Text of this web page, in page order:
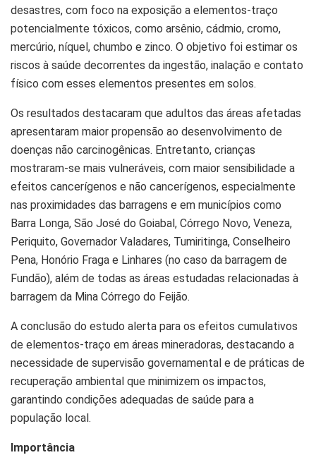
desastres, com foco na exposição a elementos-traço
potencialmente tóxicos, como arsênio, cádmio, cromo,
mercúrio, níquel, chumbo e zinco. O objetivo foi estimar os
riscos à saúde decorrentes da ingestão, inalação e contato
físico com esses elementos presentes em solos.
Os resultados destacaram que adultos das áreas afetadas
apresentaram maior propensão ao desenvolvimento de
doenças não carcinogênicas. Entretanto, crianças
mostraram-se mais vulneráveis, com maior sensibilidade a
efeitos cancerígenos e não cancerígenos, especialmente
nas proximidades das barragens e em municípios como
Barra Longa, São José do Goiabal, Córrego Novo, Veneza,
Periquito, Governador Valadares, Tumiritinga, Conselheiro
Pena, Honório Fraga e Linhares (no caso da barragem de
Fundão), além de todas as áreas estudadas relacionadas à
barragem da Mina Córrego do Feijão.
A conclusão do estudo alerta para os efeitos cumulativos
de elementos-traço em áreas mineradoras, destacando a
necessidade de supervisão governamental e de práticas de
recuperação ambiental que minimizem os impactos,
garantindo condições adequadas de saúde para a
população local.
Importância